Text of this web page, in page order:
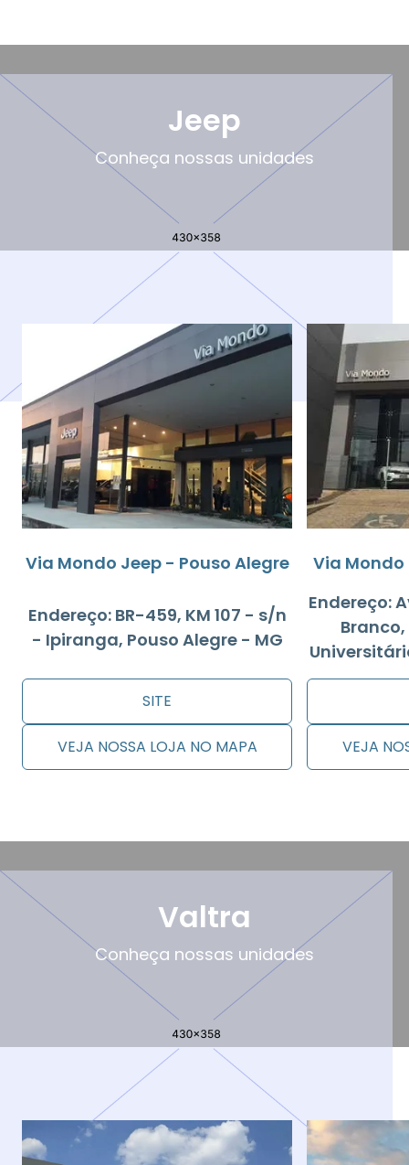
Jeep
Conheça nossas unidades
Via Mondo Jeep - Pouso Alegre
Endereço: BR-459, KM 107 - s/n
- Ipiranga, Pouso Alegre - MG
SITE
VEJA NOSSA LOJA NO MAPA
Via Mondo
Endereço:
VEJA
Valtra
Conheça nossas unidades